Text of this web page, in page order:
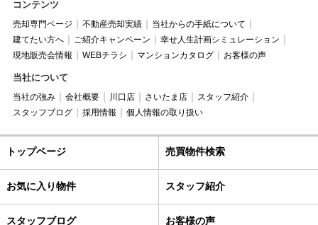
コンテンツ
売却専門ページ 不動産売却実績
当社からの手紙について
建てたい方へ
ご紹介キャンペーン
幸せ人生計画シミュレーション
現地販売会情報
WEBチラシ マンションカタログ お客様の声
当社について
当社の強み 会社概要 川口店 さいたま店
スタッフ紹介
スタッフブログ
採用情報 個人情報の取り扱い
トップページ 売買物件検索
お気に入り物件 スタッフ紹介
スタッフブログ お客様の声